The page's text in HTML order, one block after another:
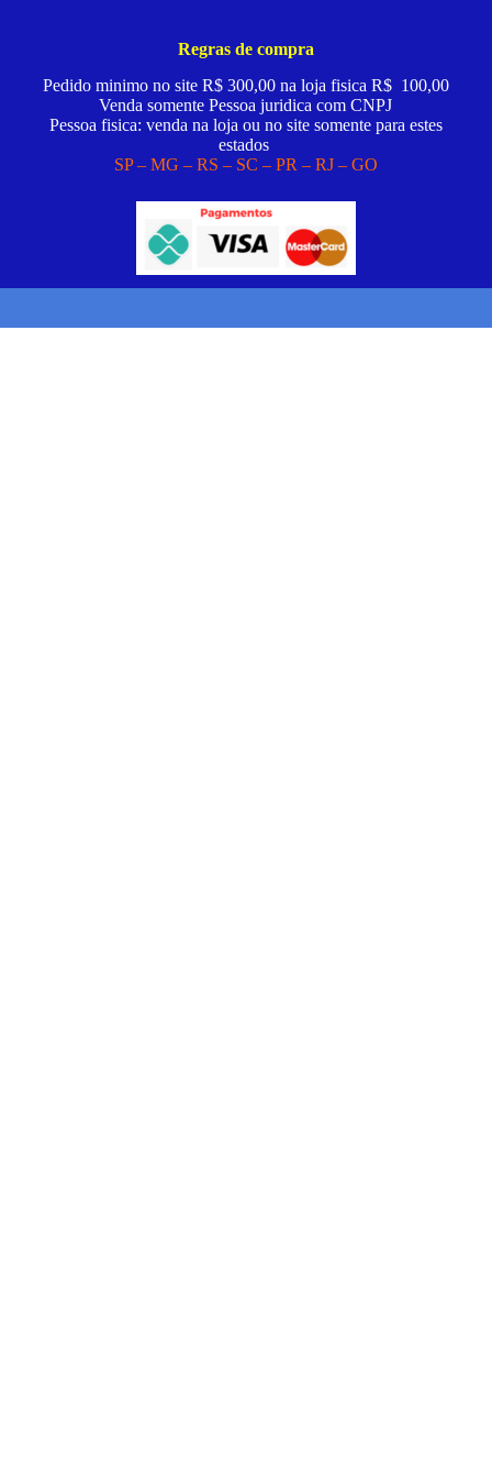
Regras de compra
Pedido minimo no site R$ 300,00 na loja fisica R$ 100,00
Venda somente Pessoa juridica com CNPJ
Pessoa fisica: venda na loja ou no site somente para estes
estados
SP – MG – RS – SC – PR – RJ – GO